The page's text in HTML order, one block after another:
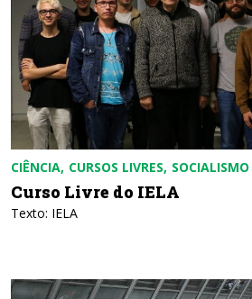
CIÊNCIA CURSOS LIVRES SOCIALISMO
Curso Livre do IELA
Texto: IELA